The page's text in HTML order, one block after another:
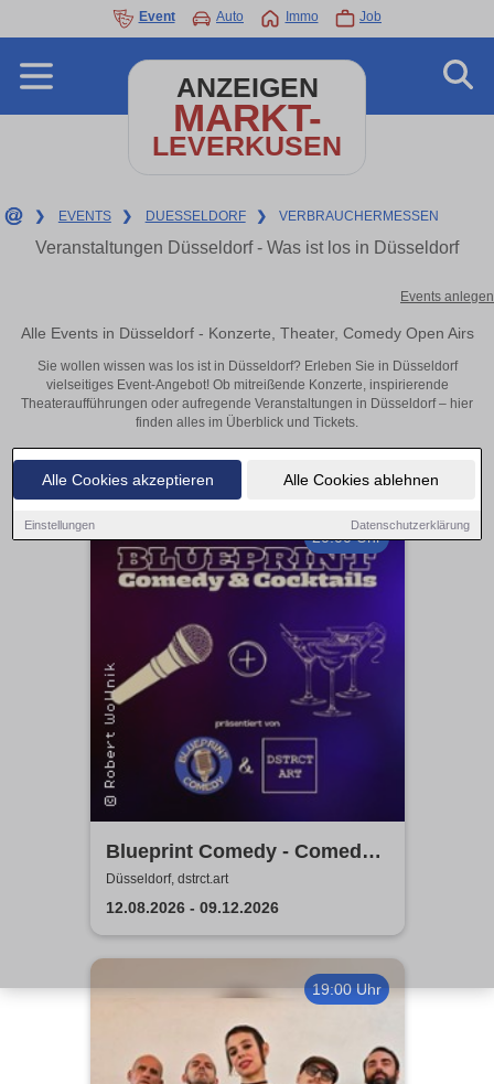
Alle Cookies akzeptieren Alle Cookies ablehnen
Einstellungen Datenschutzerklärung
Event Auto Immo Job
ANZEIGEN
MARKT-
LEVERKUSEN
❯ EVENTS ❯ DUESSELDORF ❯ VERBRAUCHERMESSEN
Veranstaltungen Düsseldorf - Was ist los in Düsseldorf
Events anlegen
Alle Events in Düsseldorf - Konzerte, Theater, Comedy Open Airs
Sie wollen wissen was los ist in Düsseldorf? Erleben Sie in Düsseldorf
vielseitiges Event-Angebot! Ob mitreißende Konzerte, inspirierende
Theateraufführungen oder aufregende Veranstaltungen in Düsseldorf – hier
finden alles im Überblick und Tickets.
20:00 Uhr
Blueprint Comedy - Comedy
& Cocktails | Düsseldorf
Düsseldorf, dstrct.art
12.08.2026 - 09.12.2026
19:00 Uhr